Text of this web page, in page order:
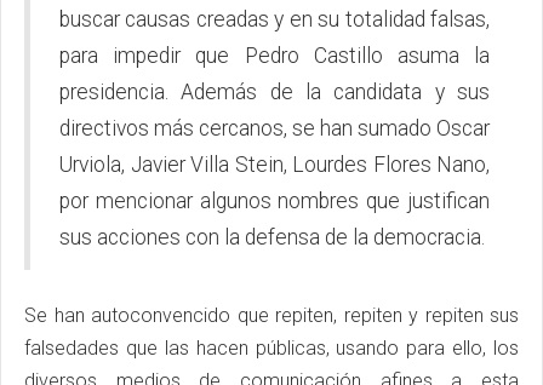
buscar causas creadas y en su totalidad falsas,
para impedir que Pedro Castillo asuma la
presidencia. Además de la candidata y sus
directivos más cercanos, se han sumado Oscar
Urviola, Javier Villa Stein, Lourdes Flores Nano,
por mencionar algunos nombres que justifican
sus acciones con la defensa de la democracia.
Se han autoconvencido que repiten, repiten y repiten sus
falsedades que las hacen públicas, usando para ello, los